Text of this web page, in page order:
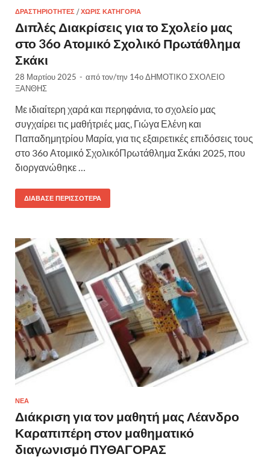
ΔΡΑΣΤΗΡΙΌΤΗΤΕΣ /ΧΩΡΊΣ ΚΑΤΗΓΟΡΊΑ
Διπλές Διακρίσεις για το Σχολείο μας
στο 36ο Ατομικό Σχολικό Πρωτάθλημα
Σκάκι
28 Μαρτίου 2025 - από τον/την 14ο ΔΗΜΟΤΙΚΟ ΣΧΟΛΕΙΟ
ΞΑΝΘΗΣ
Με ιδιαίτερη χαρά και περηφάνια, το σχολείο μας
συγχαίρει τις μαθήτριές μας, Γιώγα Ελένη και
Παπαδημητρίου Μαρία, για τις εξαιρετικές επιδόσεις τους
στο 36ο Ατομικό ΣχολικόΠρωτάθλημα Σκάκι 2025, που
διοργανώθηκε …
ΔΙΆΒΑΣΕ ΠΕΡΙΣΣΌΤΕΡΑ
ΝΈΑ
Διάκριση για τον μαθητή μας Λέανδρο
Καραπιπέρη στον μαθηματικό
διαγωνισμό ΠΥΘΑΓΟΡΑΣ